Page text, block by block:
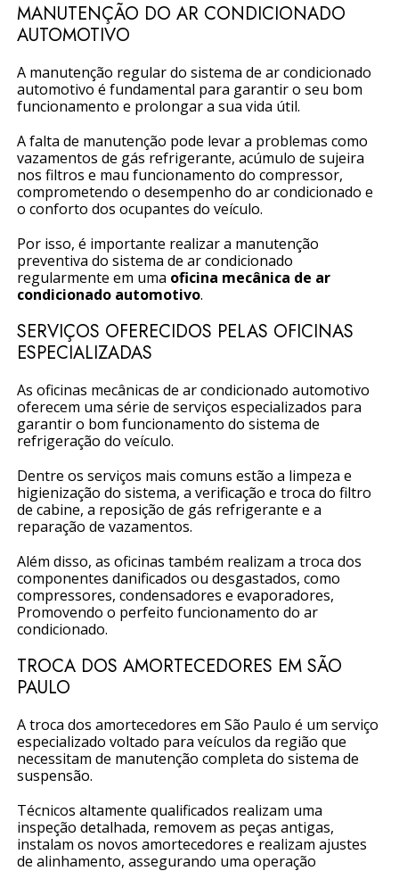
MANUTENÇÃO DO AR CONDICIONADO
AUTOMOTIVO
A manutenção regular do sistema de ar condicionado
automotivo é fundamental para garantir o seu bom
funcionamento e prolongar a sua vida útil.
A falta de manutenção pode levar a problemas como
vazamentos de gás refrigerante, acúmulo de sujeira
nos filtros e mau funcionamento do compressor,
comprometendo o desempenho do ar condicionado e
o conforto dos ocupantes do veículo.
Por isso, é importante realizar a manutenção
preventiva do sistema de ar condicionado
regularmente em uma oficina mecânica de ar
condicionado automotivo.
SERVIÇOS OFERECIDOS PELAS OFICINAS
ESPECIALIZADAS
As oficinas mecânicas de ar condicionado automotivo
oferecem uma série de serviços especializados para
garantir o bom funcionamento do sistema de
refrigeração do veículo.
Dentre os serviços mais comuns estão a limpeza e
higienização do sistema, a verificação e troca do filtro
de cabine, a reposição de gás refrigerante e a
reparação de vazamentos.
Além disso, as oficinas também realizam a troca dos
componentes danificados ou desgastados, como
compressores, condensadores e evaporadores,
Promovendo o perfeito funcionamento do ar
condicionado.
TROCA DOS AMORTECEDORES EM SÃO
PAULO
A troca dos amortecedores em São Paulo é um serviço
especializado voltado para veículos da região que
necessitam de manutenção completa do sistema de
suspensão.
Técnicos altamente qualificados realizam uma
inspeção detalhada, removem as peças antigas,
instalam os novos amortecedores e realizam ajustes
de alinhamento, assegurando uma operação